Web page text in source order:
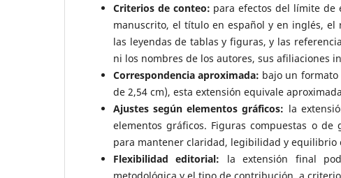
Criterios de conteo: para efectos del límite de
manuscrito, el título en español y en inglés, el
las leyendas de tablas y figuras, y las
ni los nombres de los autores, sus afiliaciones
Correspondencia aproximada: bajo un formato
de 2,54 cm), esta extensión equivale
Ajustes según elementos gráficos: la
elementos gráficos. Figuras compuestas o
para mantener claridad, legibilidad y equilibrio
Flexibilidad editorial: la extensión final
metodológica y el tipo de contribución, a